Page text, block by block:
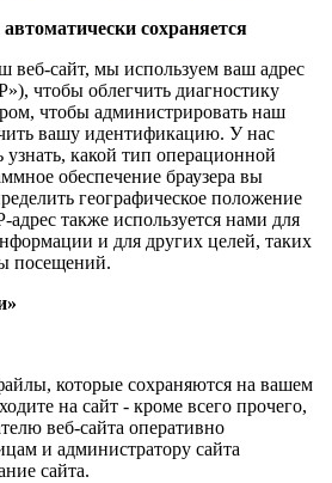
сохраняется
веб-сайт, мы используем ваш адрес
чтобы облегчить диагностику
чтобы администрировать наш
вашу идентификацию. У нас
узнать, какой тип операционной
обеспечение браузера вы
географическое положение
также используется нами для
и для других целей, таких
посещений.
которые сохраняются на вашем
на сайт - кроме всего прочего,
веб-сайта оперативно
и администратору сайта
сайта.